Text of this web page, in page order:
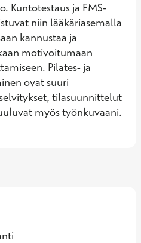
Kuntotestaus ja FMS-
niin lääkäriasemalla
kannustaa ja
motivoitumaan
Pilates- ja
ovat suuri
tilasuunnittelut
myös työnkuvaani.